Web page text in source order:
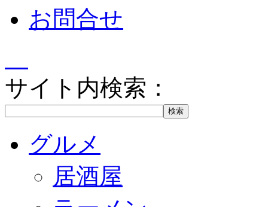
お問合せ
サイト内検索：
グルメ
居酒屋